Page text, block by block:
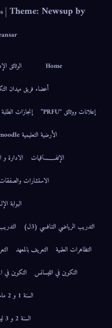
|Theme: Newsup by
Home الوثائق
أعضاء فريق ميدان
إعلانات ووثائق “PRFU”
إنجازات الطلبة
الأرضية التعليمية moodle
الإتفــــــاقيات
الادارة و
الاستشارات والصفقات
البوابة
التدريب الرياضي التنافسي (3ل)
التظاهرات العلمية
التعريف بالمعهد
التكوين في الليسانس
التكوين في
السنة 1 و 2 ماستر تدريب
السنة 2 و 3 ليسانس إدارة وتسيير